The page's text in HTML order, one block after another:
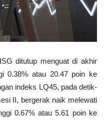
ditutup menguat di akhir
0.38% atau 20.47 poin ke
indeks LQ45, pada detik-
II, bergerak naik melewati
0.67% atau 5.61 poin ke